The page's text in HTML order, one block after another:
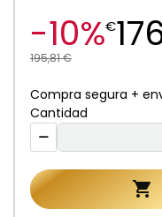
-10%€
195,81 €
Compra segura +
Cantidad
